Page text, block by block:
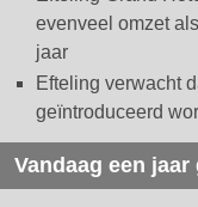
evenveel omzet
jaar
Efteling verwacht
geïntroduceerd
Vandaag een jaar